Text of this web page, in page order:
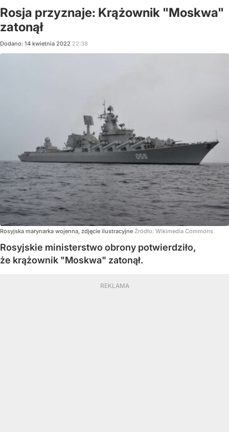
Rosja przyznaje: Krążownik "Moskwa"
zatonął
Dodano: 14 kwietnia 2022 22:38
Rosyjska marynarka wojenna, zdjęcie ilustracyjne Źródło: Wikimedia Commons
Rosyjskie ministerstwo obrony potwierdziło,
że krążownik "Moskwa" zatonął.